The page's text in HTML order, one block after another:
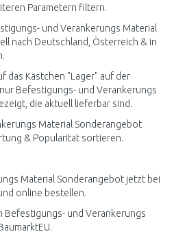
Parametern filtern.
und Verankerungs Material
nach Deutschland, Österreich & in
das Kästchen "Lager" auf der
Befestigungs- und Verankerungs
die aktuell lieferbar sind.
Material Sonderangebot
& Popularität sortieren.
Material Sonderangebot jetzt bei
online bestellen.
Befestigungs- und Verankerungs